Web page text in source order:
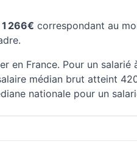
266€ correspondant au
en France. Pour un
médian brut atteint
nationale pour un